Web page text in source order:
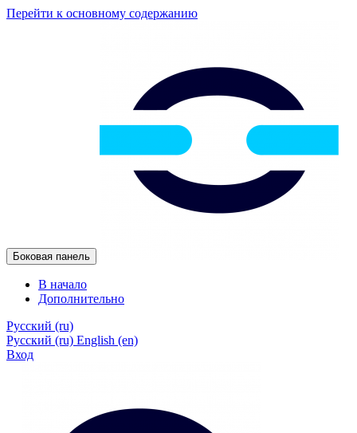
Перейти к основному содержанию
Боковая панель
В начало
Дополнительно
Русский ‎(ru)‎
Русский ‎(ru)‎ English ‎(en)‎
Вход